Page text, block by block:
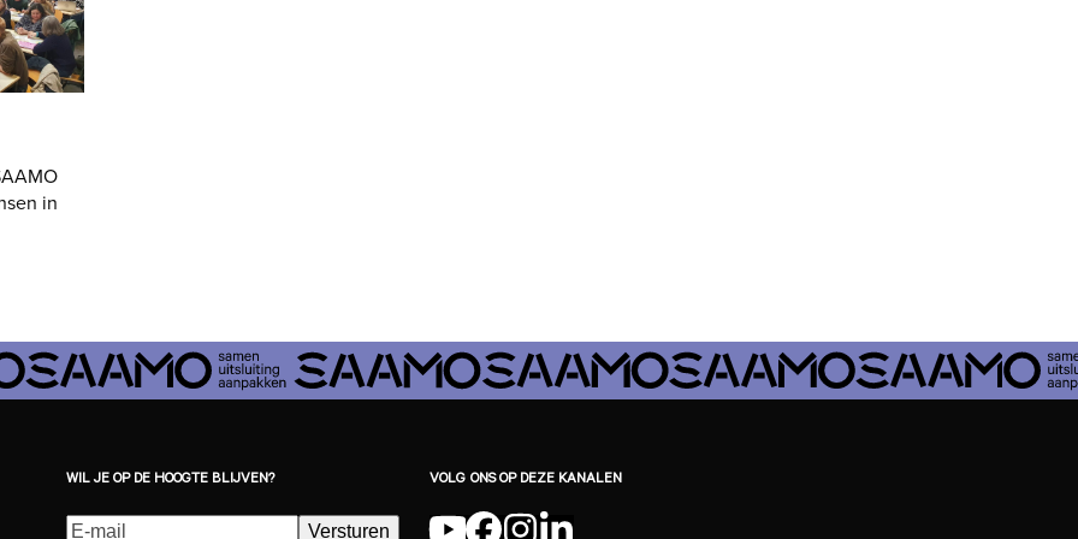
in
WIL JE OP DE HOOGTE BLIJVEN?
E- Versturen
VOLG ONS OP DEZE KANALEN